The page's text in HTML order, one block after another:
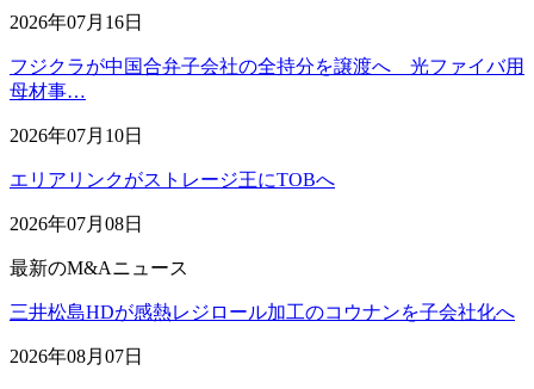
2026年07月16日
フジクラが中国合弁子会社の全持分を譲渡へ 光ファイバ用
母材事…
2026年07月10日
エリアリンクがストレージ王にTOBへ
2026年07月08日
最新のM&Aニュース
三井松島HDが感熱レジロール加工のコウナンを子会社化へ
2026年08月07日